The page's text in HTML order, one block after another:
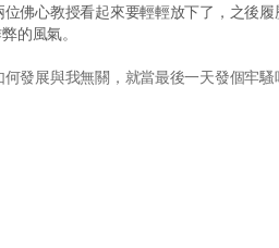
佛心教授看起來要輕輕放下了，之後履
的風氣。
發展與我無關，就當最後一天發個牢騷